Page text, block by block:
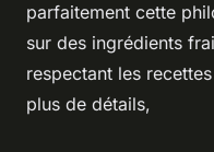
parfaitement cette
sur des ingrédients
respectant les
plus de détails,